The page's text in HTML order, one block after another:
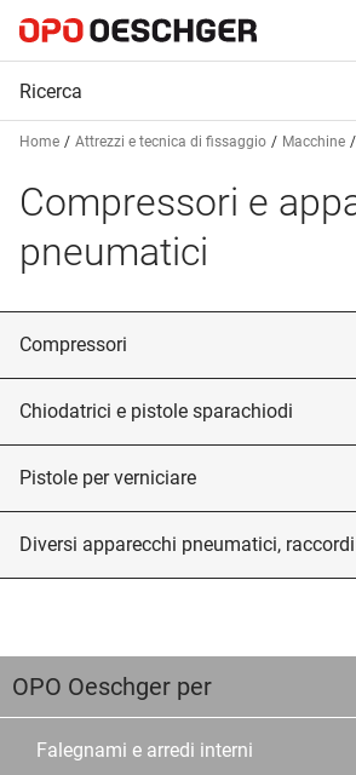
Home Attrezzi e tecnica di fissaggio Macchine
Compressori e
pneumatici
Compressori
Chiodatrici e pistole sparachiodi
Pistole per verniciare
Diversi apparecchi pneumatici,
OPO Oeschger per
Falegnami e arredi interni